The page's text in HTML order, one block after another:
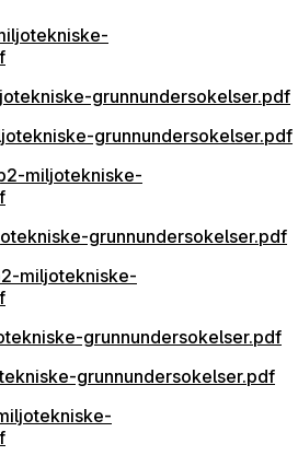
grunnundersokelser.pdf
grunnundersokelser.pdf
miljotekniske-
grunnundersokelser.pdf
miljotekniske-
grunnundersokelser.pdf
grunnundersokelser.pdf